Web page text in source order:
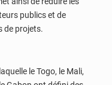
publics et de
de projets.
le Togo, le Mali,